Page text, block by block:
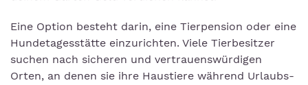
Eine Option besteht darin, eine Tierpension oder eine
Hundetagesstätte einzurichten. Viele Tierbesitzer
suchen nach sicheren und vertrauenswürdigen
Orten, an denen sie ihre Haustiere während Urlaubs-